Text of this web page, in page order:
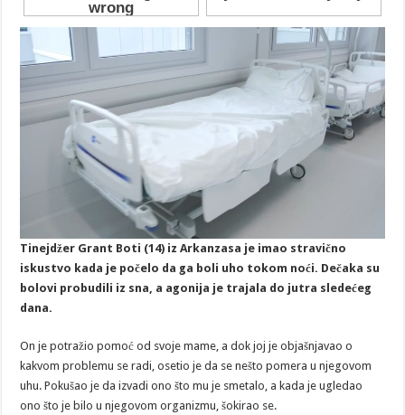
Tinejdžer Grant Boti (14) iz Arkanzasa je imao stravično
iskustvo kada je počelo da ga boli uho tokom noći. Dečaka su
bolovi probudili iz sna, a agonija je trajala do jutra sledećeg
dana.
On je potražio pomoć od svoje mame, a dok joj je objašnjavao o
kakvom problemu se radi, osetio je da se nešto pomera u njegovom
uhu. Pokušao je da izvadi ono što mu je smetalo, a kada je ugledao
ono što je bilo u njegovom organizmu, šokirao se.